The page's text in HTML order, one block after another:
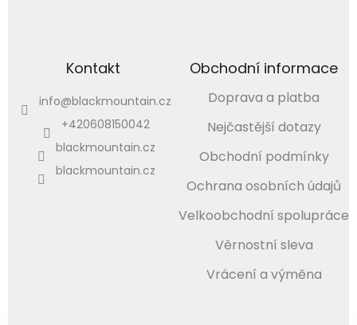
Kontakt
info@blackmountain.cz
+420608150042
blackmountain.cz
blackmountain.cz
Obchodní informace
Doprava a platba
Nejčastější dotazy
Obchodní podmínky
Ochrana osobních údajů
Velkoobchodní spolupráce
Věrnostní sleva
Vrácení a výměna